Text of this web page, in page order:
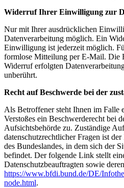
Widerruf Ihrer Einwilligung zur
Nur mit Ihrer ausdrücklichen
Datenverarbeitung möglich. Ein
Einwilligung ist jederzeit möglich.
formlose Mitteilung per E-Mail. Die
Widerruf erfolgten
unberührt.
Recht auf Beschwerde bei der
Als Betroffener steht Ihnen im Falle
Verstoßes ein Beschwerderecht bei
Aufsichtsbehörde zu. Zuständige
datenschutzrechtlicher Fragen ist
des Bundeslandes, in dem sich der
befindet. Der folgende Link stellt
Datenschutzbeauftragten sowie
https://www.bfdi.bund.de/DE/
node.html.